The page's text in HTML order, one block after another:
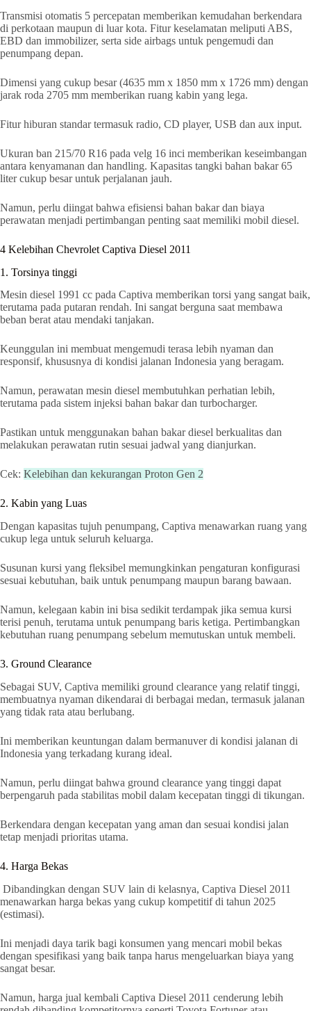
Transmisi otomatis 5 percepatan memberikan kemudahan berkendara
di perkotaan maupun di luar kota. Fitur keselamatan meliputi ABS,
EBD dan immobilizer, serta side airbags untuk pengemudi dan
penumpang depan.
Dimensi yang cukup besar (4635 mm x 1850 mm x 1726 mm) dengan
jarak roda 2705 mm memberikan ruang kabin yang lega.
Fitur hiburan standar termasuk radio, CD player, USB dan aux input.
Ukuran ban 215/70 R16 pada velg 16 inci memberikan keseimbangan
antara kenyamanan dan handling. Kapasitas tangki bahan bakar 65
liter cukup besar untuk perjalanan jauh.
Namun, perlu diingat bahwa efisiensi bahan bakar dan biaya
perawatan menjadi pertimbangan penting saat memiliki mobil diesel.
4 Kelebihan Chevrolet Captiva Diesel 2011
1. Torsinya tinggi
Mesin diesel 1991 cc pada Captiva memberikan torsi yang sangat baik,
terutama pada putaran rendah. Ini sangat berguna saat membawa
beban berat atau mendaki tanjakan.
Keunggulan ini membuat mengemudi terasa lebih nyaman dan
responsif, khususnya di kondisi jalanan Indonesia yang beragam.
Namun, perawatan mesin diesel membutuhkan perhatian lebih,
terutama pada sistem injeksi bahan bakar dan turbocharger.
Pastikan untuk menggunakan bahan bakar diesel berkualitas dan
melakukan perawatan rutin sesuai jadwal yang dianjurkan.
Cek: Kelebihan dan kekurangan Proton Gen 2
2. Kabin yang Luas
Dengan kapasitas tujuh penumpang, Captiva menawarkan ruang yang
cukup lega untuk seluruh keluarga.
Susunan kursi yang fleksibel memungkinkan pengaturan konfigurasi
sesuai kebutuhan, baik untuk penumpang maupun barang bawaan.
Namun, kelegaan kabin ini bisa sedikit terdampak jika semua kursi
terisi penuh, terutama untuk penumpang baris ketiga. Pertimbangkan
kebutuhan ruang penumpang sebelum memutuskan untuk membeli.
3. Ground Clearance
Sebagai SUV, Captiva memiliki ground clearance yang relatif tinggi,
membuatnya nyaman dikendarai di berbagai medan, termasuk jalanan
yang tidak rata atau berlubang.
Ini memberikan keuntungan dalam bermanuver di kondisi jalanan di
Indonesia yang terkadang kurang ideal.
Namun, perlu diingat bahwa ground clearance yang tinggi dapat
berpengaruh pada stabilitas mobil dalam kecepatan tinggi di tikungan.
Berkendara dengan kecepatan yang aman dan sesuai kondisi jalan
tetap menjadi prioritas utama.
4. Harga Bekas
Dibandingkan dengan SUV lain di kelasnya, Captiva Diesel 2011
menawarkan harga bekas yang cukup kompetitif di tahun 2025
(estimasi).
Ini menjadi daya tarik bagi konsumen yang mencari mobil bekas
dengan spesifikasi yang baik tanpa harus mengeluarkan biaya yang
sangat besar.
Namun, harga jual kembali Captiva Diesel 2011 cenderung lebih